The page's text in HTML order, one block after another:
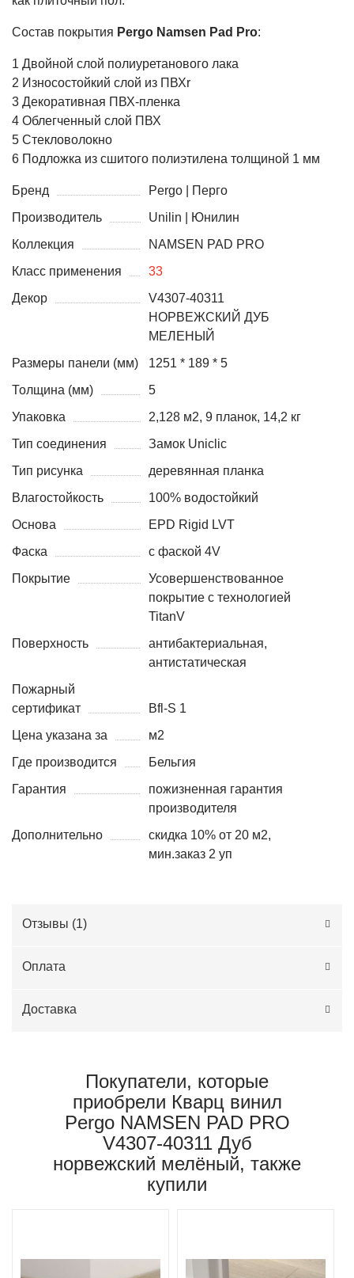
Состав покрытия Pergo Namsen Pad Pro:
1 Двойной слой полиуретанового лака
2 Износостойкий слой из ПВХr
3 Декоративная ПВХ-пленка
4 Облегченный слой ПВХ
5 Стекловолокно
6 Подложка из сшитого полиэтилена толщиной 1 мм
Бренд
Pergo | Перго
Производитель
Unilin | Юнилин
Коллекция
NAMSEN PAD PRO
Класс применения
33
Декор
V4307-40311
НОРВЕЖСКИЙ ДУБ
МЕЛЕНЫЙ
Размеры панели (мм)
1251 * 189 * 5
Толщина (мм)
5
Упаковка
2,128 м2, 9 планок, 14,2 кг
Тип соединения
Замок Uniclic
Тип рисунка
деревянная планка
Влагостойкость
100% водостойкий
Основа
EPD Rigid LVT
Фаска
с фаской 4V
Покрытие
Усовершенствованное
покрытие с технологией
TitanV
Поверхность
антибактериальная,
антистатическая
Пожарный
сертификат
Bfl-S 1
Цена указана за
м2
Где производится
Бельгия
Гарантия
пожизненная гарантия
производителя
Дополнительно
скидка 10% от 20 м2,
мин.заказ 2 уп
Отзывы (1)
Оплата
Доставка
Покупатели, которые
приобрели Кварц винил
Pergo NAMSEN PAD PRO
V4307-40311 Дуб
норвежский мелёный, также
купили